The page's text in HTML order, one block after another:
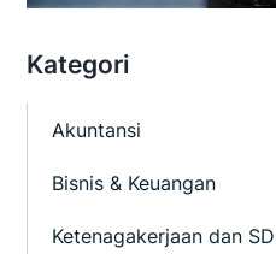
Kategori
Akuntansi
Bisnis & Keuangan
Ketenagakerjaan dan